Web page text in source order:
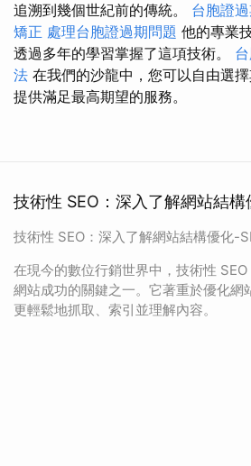
追溯到幾個世紀前的傳統。 台胞證
矯正 處理台胞證過期問題 他的專業
透過多年的學習掌握了這項技術。
法 在我們的沙龍中，您可以自由選
提供滿足最高期望的服務。
技術性 SEO：深入了解網站結
技術性 SEO：深入了解網站結構優化-
在現今的數位行銷世界中，技術性
網站成功的關鍵之一。它著重於優化網
更輕鬆地抓取、索引並理解內容。